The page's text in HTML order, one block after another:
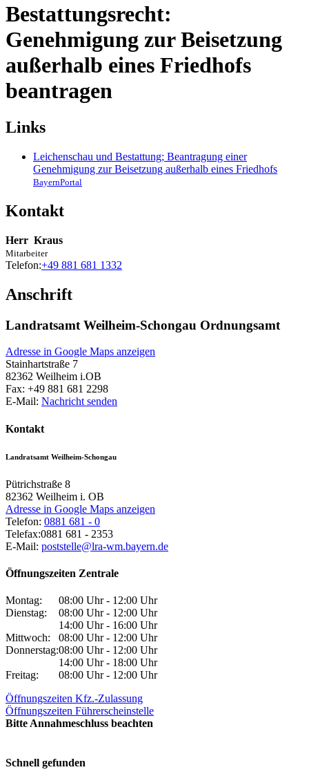
Bestattungsrecht:
Genehmigung zur Beisetzung
außerhalb eines Friedhofs
beantragen
Links
Leichenschau und Bestattung; Beantragung einer
Genehmigung zur Beisetzung außerhalb eines Friedhofs
BayernPortal
Kontakt
Herr Kraus
Mitarbeiter
Telefon:+49 881 681 1332
Anschrift
Landratsamt Weilheim-Schongau Ordnungsamt
Adresse in Google Maps anzeigen
Stainhartstraße 7
82362 Weilheim i.OB
Fax: +49 881 681 2298
E-Mail: Nachricht senden
Kontakt
Landratsamt Weilheim-Schongau
Pütrichstraße 8
82362 Weilheim i. OB
Adresse in Google Maps anzeigen
Telefon: 0881 681 - 0
Telefax:0881 681 - 2353
E-Mail: poststelle@lra-wm.bayern.de
Öffnungszeiten Zentrale
Montag:
08:00 Uhr - 12:00 Uhr
Dienstag:
08:00 Uhr - 12:00 Uhr
14:00 Uhr - 16:00 Uhr
Mittwoch:
08:00 Uhr - 12:00 Uhr
Donnerstag:08:00 Uhr - 12:00 Uhr
14:00 Uhr - 18:00 Uhr
Freitag:
08:00 Uhr - 12:00 Uhr
Öffnungszeiten Kfz.-Zulassung
Öffnungszeiten Führerscheinstelle
Bitte Annahmeschluss beachten
Schnell gefunden